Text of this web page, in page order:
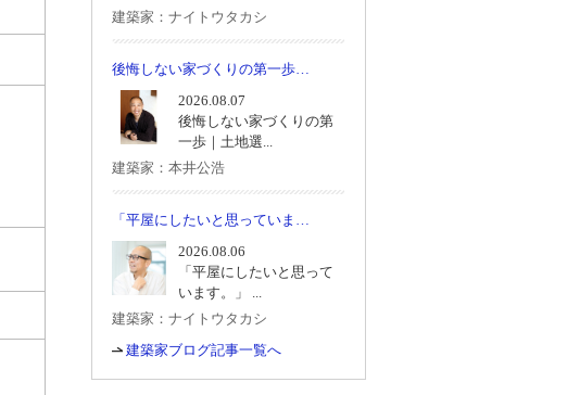
建築家：ナイトウタカシ
後悔しない家づくりの第一歩…
2026.08.07
後悔しない家づくりの第
一歩｜土地選...
建築家：本井公浩
「平屋にしたいと思っていま…
2026.08.06
「平屋にしたいと思って
います。」 ...
建築家：ナイトウタカシ
建築家ブログ記事一覧へ